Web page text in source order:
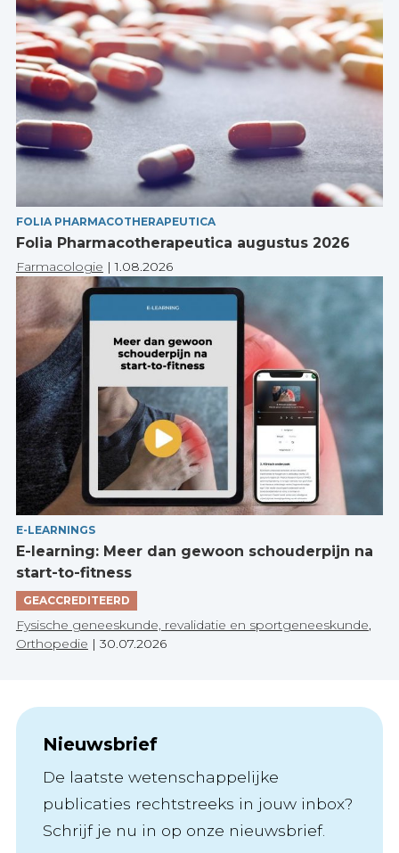
FOLIA PHARMACOTHERAPEUTICA
Folia Pharmacotherapeutica augustus 2026
Farmacologie |1.08.2026
E-LEARNINGS
E-learning: Meer dan gewoon schouderpijn na
start-to-fitness
GEACCREDITEERD
Fysische geneeskunde, revalidatie en sportgeneeskunde
Orthopedie | 30.07.2026
Nieuwsbrief
De laatste wetenschappelijke
publicaties rechtstreeks in jouw inbox?
Schrijf je nu in op onze nieuwsbrief.